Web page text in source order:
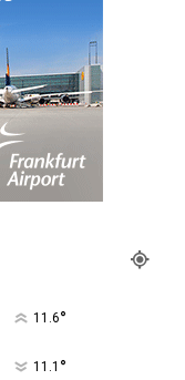
11.6°
11.1 °